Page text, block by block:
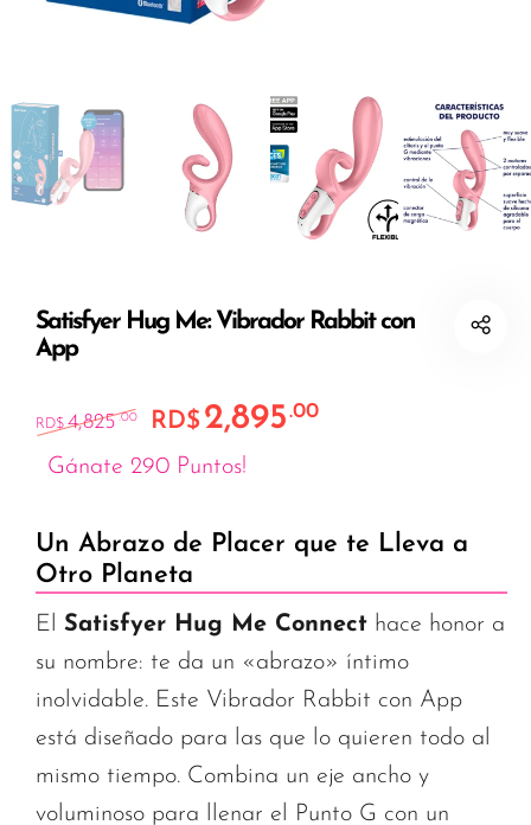
Satisfyer Hug Me: Vibrador Rabbit con
App
RD$ 4,825.00 El precio original era: RD$4,825.00.
RD$ 2,895.00El precio actual es:
Gánate 290 Puntos!
Un Abrazo de Placer que te Lleva a
Otro Planeta
El Satisfyer Hug Me Connect hace honor a
su nombre: te da un «abrazo» íntimo
inolvidable. Este Vibrador Rabbit con App
está diseñado para las que lo quieren todo al
mismo tiempo. Combina un eje ancho y
voluminoso para llenar el Punto G con un